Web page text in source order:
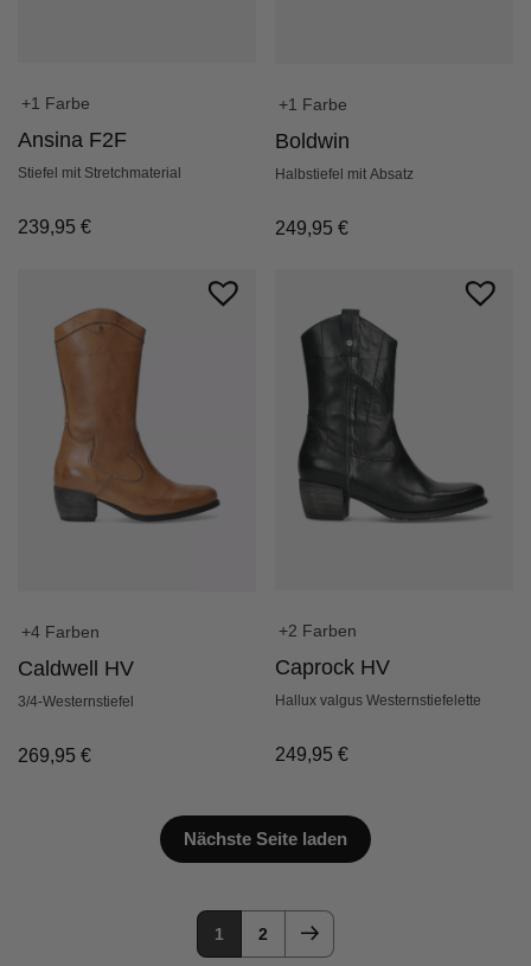
+1 Farbe
Ansina F2F
Stiefel mit Stretchmaterial
239,95 €
+1 Farbe
Boldwin
Halbstiefel mit Absatz
249,95€
+4 Farben
Caldwell HV
3/4-Westernstiefel
269,95 €
+2 Farben
Caprock HV
Hallux valgus Westernstiefelette
249,95€
Nächste Seite laden
1 2